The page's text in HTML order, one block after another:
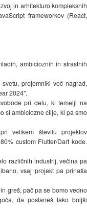
in arhitekturo kompleksnih
frameworkov (React,
ambicioznih in strastnih
prejemniki več nagrad,
2024".
pri delu, ki temelji na
si ambiciozne cilje, ki pa smo
velikem številu projektov
custom Flutter/Dart kode.
različnih industrij, večina pa
vsaj projekt pa prinaša
greš, pač pa se bomo vedno
da postaneš tako boljši